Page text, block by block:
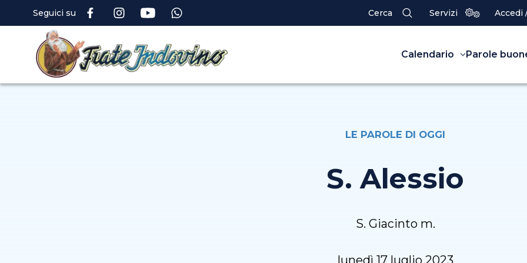
Seguici su Cerca Servizi Accedi
Calendario Parole
LE PAROLE DI OGGI
S. Alessio
S. Giacinto m.